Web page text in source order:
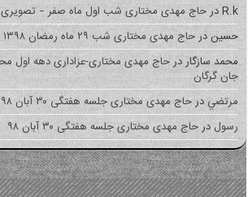
R.kدرحاج مهدی مختاری شب اول ماه صفر – تصویری
حسیندرحاج مهدی مختاری شب ۲۹ ماه رمضان ۱۳۹۸
محمد سازگاردر
جان گرگان
مرتضيدرحاج مهدی مختاری جلسه هفتگی ۳۰ آبان ۹۸
رسولدرحاج مهدی مختاری جلسه هفتگی ۳۰ آبان ۹۸